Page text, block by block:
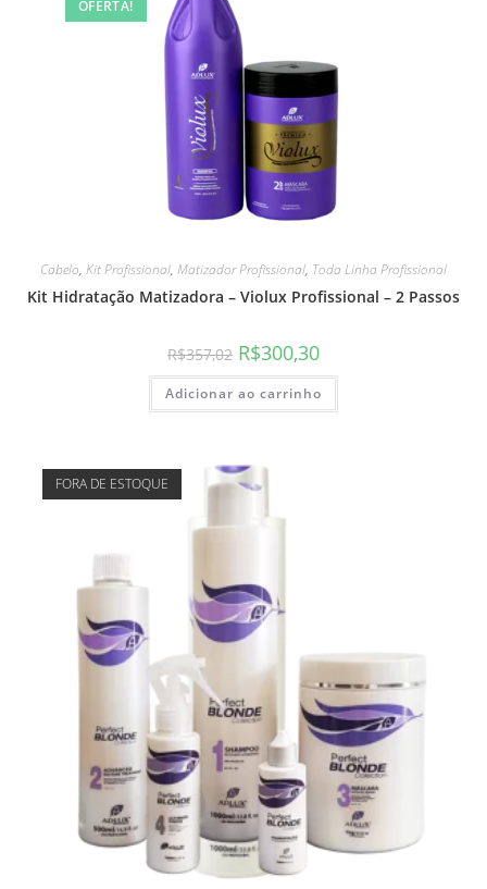
OFERTA!
Cabelo, Kit Profissional, Matizador Profissional, Toda Linha Profissional
Kit Hidratação Matizadora – Violux Profissional – 2 Passos
R$357,02 R$300,30
Adicionar ao carrinho
FORA DE ESTOQUE